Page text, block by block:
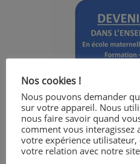
Nos cookies !
Nous pouvons demander
sur votre appareil. Nous
nous faire savoir quand
comment vous interagissez
votre expérience
votre relation avec notre